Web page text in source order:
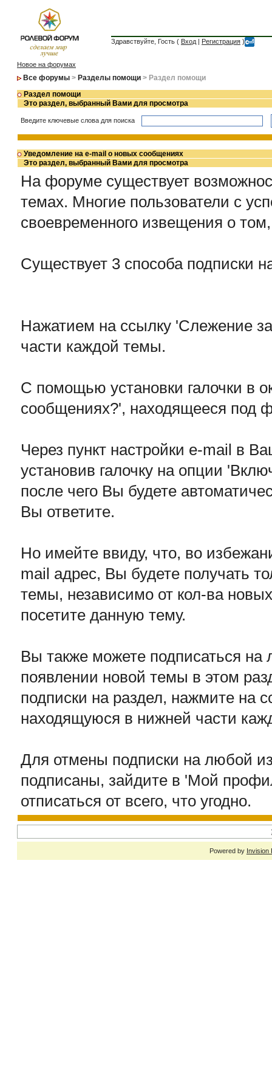
Здравствуйте, Гость ( Вход | Регистрация )
Новое на форумах
Все форумы > Разделы помощи > Раздел помощи
Раздел помощи
Это раздел, выбранный Вами для просмотра
Введите ключевые слова для поиска
Уведомление на e-mail о новых сообщениях
Это раздел, выбранный Вами для просмотра
На форуме существует
темах. Многие пользователи с
своевременного извещения о
Существует 3 способа подписки
Нажатием на ссылку 'Слежение
части каждой темы.
С помощью установки галочки в
сообщениях?', находящееся под
Через пункт настройки e-mail в
установив галочку на опции
после чего Вы будете
Вы ответите.
Но имейте ввиду, что, во
mail адрес, Вы будете получать
темы, независимо от кол-ва
посетите данную тему.
Вы также можете подписаться
появлении новой темы в этом
подписки на раздел, нажмите на
находящуюся в нижней части
Для отмены подписки на любой
подписаны, зайдите в 'Мой
отписаться от всего, что угодно.
Powered by Invision